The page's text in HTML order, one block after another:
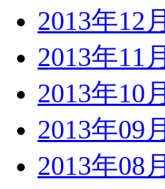
2013年12月
2013年11月
2013年10月
2013年09月
2013年08月